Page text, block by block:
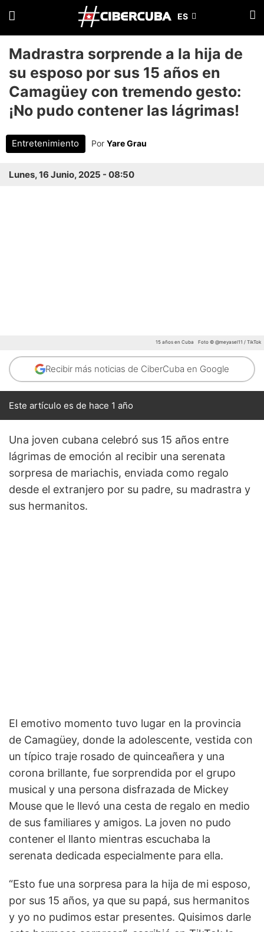
Madrastra sorprende a la hija de
su esposo por sus 15 años en
Camagüey con tremendo gesto:
¡No pudo contener las lágrimas!
Entretenimiento Por Yare Grau
Lunes, 16 Junio, 2025 - 08:50
15 años en Cuba Foto © @meyasel11 / TikTok
Recibir más noticias de CiberCuba en Google
Este artículo es de hace 1 año
Una joven cubana celebró sus 15 años entre
lágrimas de emoción al recibir una serenata
sorpresa de mariachis, enviada como regalo
desde el extranjero por su padre, su madrastra y
sus hermanitos.
El emotivo momento tuvo lugar en la provincia
de Camagüey, donde la adolescente, vestida con
un típico traje rosado de quinceañera y una
corona brillante, fue sorprendida por el grupo
musical y una persona disfrazada de Mickey
Mouse que le llevó una cesta de regalo en medio
de sus familiares y amigos. La joven no pudo
contener el llanto mientras escuchaba la
serenata dedicada especialmente para ella.
“Esto fue una sorpresa para la hija de mi esposo,
por sus 15 años, ya que su papá, sus hermanitos
y yo no pudimos estar presentes. Quisimos darle